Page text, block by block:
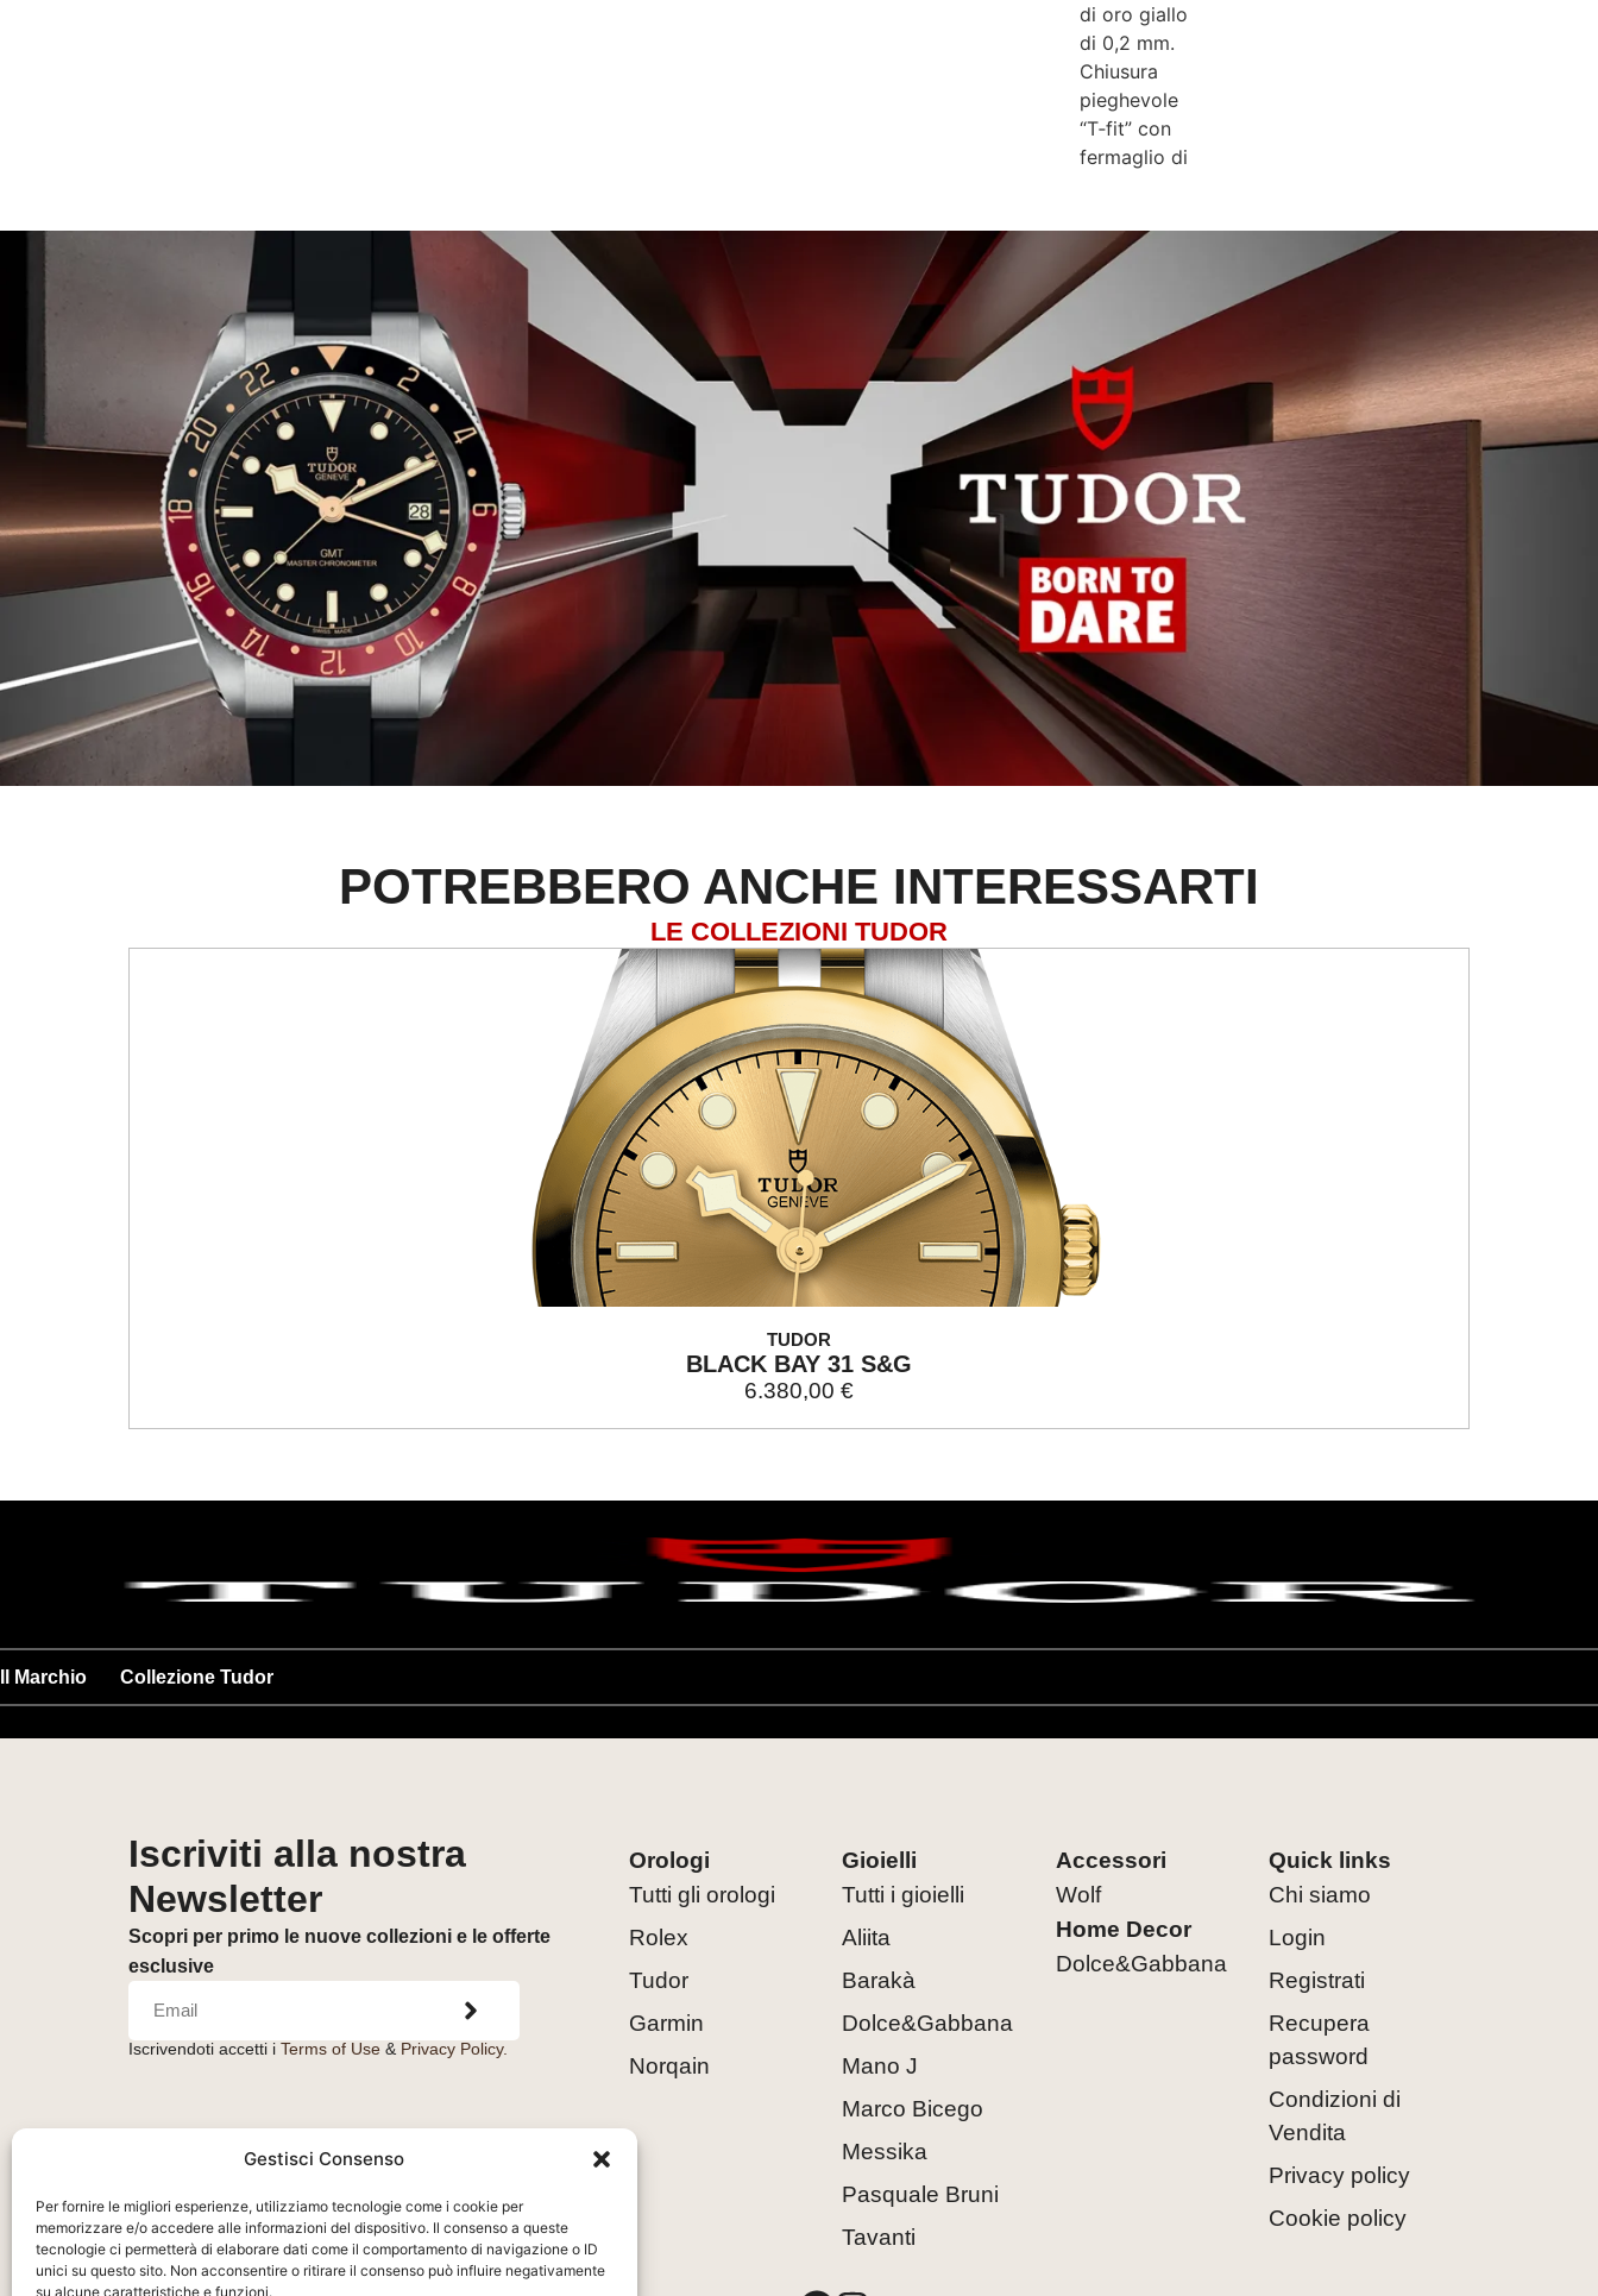
Gestisci Consenso
Per fornire le migliori esperienze, utilizziamo tecnologie come i cookie per
memorizzare e/o accedere alle informazioni del dispositivo. Il consenso a queste
tecnologie ci permetterà di elaborare dati come il comportamento di navigazione o ID
unici su questo sito. Non acconsentire o ritirare il consenso può influire negativamente
su alcune caratteristiche e funzioni.
di oro giallo
di 0,2 mm.
Chiusura
pieghevole
“T‑fit” con
fermaglio di
POTREBBERO ANCHE INTERESSARTI
LE COLLEZIONI TUDOR
TUDOR
BLACK BAY 31 S&G
6.380,00 €
Il Marchio Collezione Tudor
Iscriviti alla nostra
Newsletter
Scopri per primo le nuove collezioni e le offerte
esclusive
Iscrivendoti accetti i Terms of Use& Privacy Policy.
Orologi
Tutti gli orologi
Rolex
Tudor
Garmin
Norqain
Gioielli
Tutti i gioielli
Aliita
Barakà
Dolce&Gabbana
Mano J
Marco Bicego
Messika
Pasquale Bruni
Tavanti
Accessori
Wolf
Home Decor
Dolce&Gabbana
Quick links
Chi siamo
Login
Registrati
Recupera
password
Condizioni di
Vendita
Privacy policy
Cookie policy